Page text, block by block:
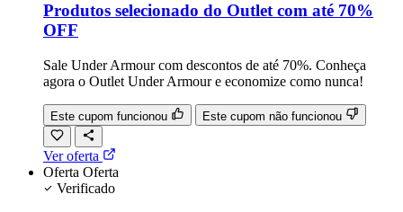
Produtos selecionado do Outlet com até 70%
OFF
Sale Under Armour com descontos de até 70%. Conheça
agora o Outlet Under Armour e economize como nunca!
Este cupom funcionou Este cupom não funcionou
Ver oferta
Oferta Oferta
Verificado